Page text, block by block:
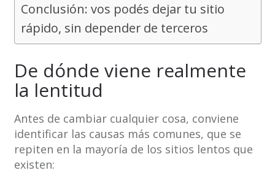
Conclusión: vos podés dejar tu sitio
rápido, sin depender de terceros
De dónde viene realmente
la lentitud
Antes de cambiar cualquier cosa, conviene
identificar las causas más comunes, que se
repiten en la mayoría de los sitios lentos que
existen: